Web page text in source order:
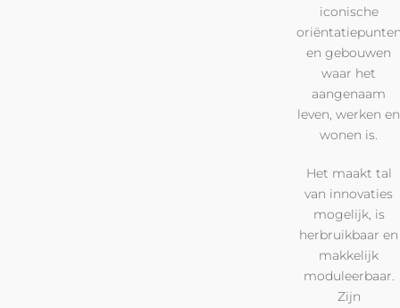
iconische
en gebouwen
waar het
aangenaam
leven, werken en
wonen is.
Het maakt tal
van innovaties
mogelijk, is
herbruikbaar en
makkelijk
moduleerbaar.
Zijn